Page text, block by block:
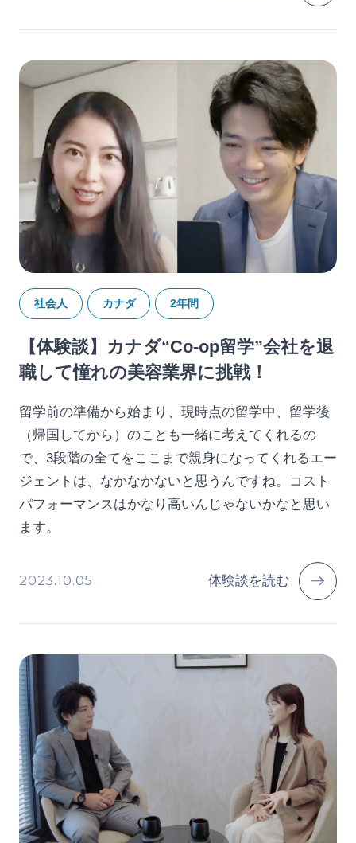
社会人 カナダ 2年間
【体験談】カナダ“Co-op留学”会社を退
職して憧れの美容業界に挑戦！
留学前の準備から始まり、現時点の留学中、留学後
（帰国してから）のことも一緒に考えてくれるの
で、3段階の全てをここまで親身になってくれるエー
ジェントは、なかなかないと思うんですね。コスト
パフォーマンスはかなり高いんじゃないかなと思い
ます。
2023.10.05 体験談を読む